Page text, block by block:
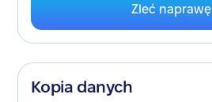
Zleć naprawę
Kopia danych